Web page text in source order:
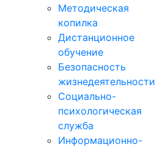
Методическая
копилка
Дистанционное
обучение
Безопасность
жизнедеятельности
Социально-
психологическая
служба
Информационно-